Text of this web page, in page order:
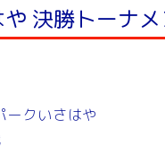
決勝トーナ
クいさはや